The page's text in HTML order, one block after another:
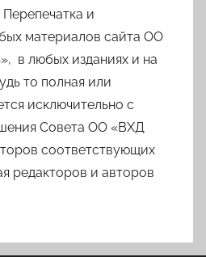
и
материалов сайта ОО
в любых изданиях и на
то полная или
исключительно с
Совета ОО «ВХД
соответствующих
редакторов и авторов